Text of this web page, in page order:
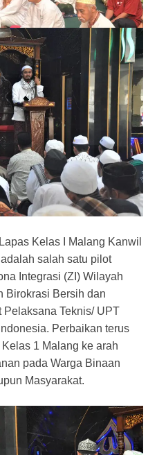
Kelas I Malang Kanwil
salah satu pilot
Integrasi (ZI) Wilayah
Birokrasi Bersih dan
Pelaksana Teknis/ UPT
Perbaikan terus
1 Malang ke arah
pada Warga Binaan
Masyarakat.